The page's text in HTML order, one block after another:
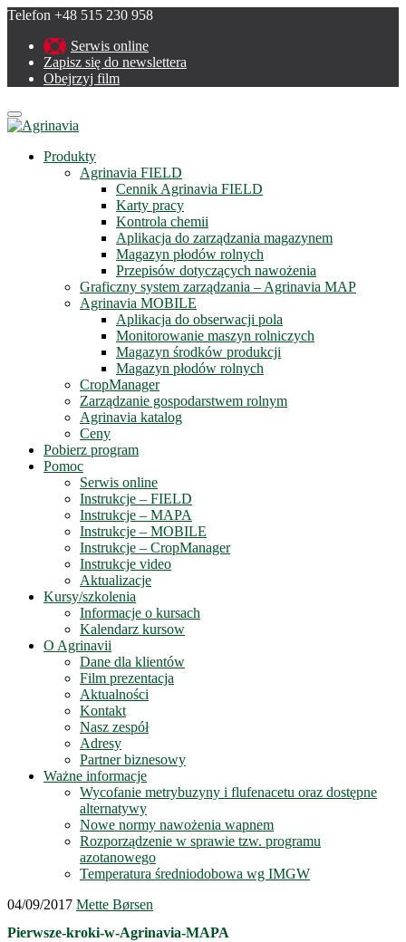
Telefon +48 515 230 958
Serwis online
Zapisz się do newslettera
Obejrzyj film
Menu
Produkty
Agrinavia FIELD
Cennik Agrinavia FIELD
Karty pracy
Kontrola chemii
Aplikacja do zarządzania magazynem
Magazyn płodów rolnych
Przepisów dotyczących nawożenia
Graficzny system zarządzania – Agrinavia MAP
Agrinavia MOBILE
Aplikacja do obserwacji pola
Monitorowanie maszyn rolniczych
Magazyn środków produkcji
Magazyn płodów rolnych
CropManager
Zarządzanie gospodarstwem rolnym
Agrinavia katalog
Ceny
Pobierz program
Pomoc
Serwis online
Instrukcje – FIELD
Instrukcje – MAPA
Instrukcje – MOBILE
Instrukcje – CropManager
Instrukcje video
Aktualizacje
Kursy/szkolenia
Informacje o kursach
Kalendarz kursow
O Agrinavii
Dane dla klientów
Film prezentacja
Aktualności
Kontakt
Nasz zespół
Adresy
Partner biznesowy
Ważne informacje
Wycofanie metrybuzyny i flufenacetu oraz dostępne
alternatywy
Nowe normy nawożenia wapnem
Rozporządzenie w sprawie tzw. programu
azotanowego
Temperatura średniodobowa wg IMGW
04/09/2017 Mette Børsen
Pierwsze-kroki-w-Agrinavia-MAPA